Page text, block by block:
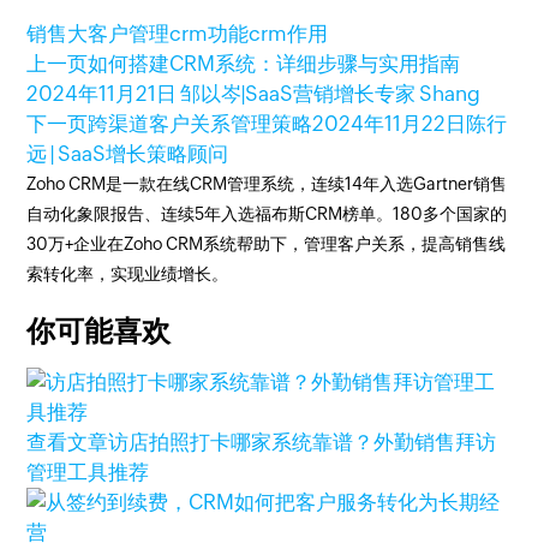
销售大客户管理crm功能crm作用
上一页如何搭建CRM系统：详细步骤与实用指南
2024年11月21日 邹以岑|SaaS营销增长专家 Shang
下一页跨渠道客户关系管理策略2024年11月22日 陈行
远 | SaaS增长策略顾问
Zoho CRM是一款在线CRM管理系统，连续14年入选Gartner销售
自动化象限报告、连续5年入选福布斯CRM榜单。180多个国家的
30万+企业在Zoho CRM系统帮助下，管理客户关系，提高销售线
索转化率，实现业绩增长。
你可能喜欢
查看文章访店拍照打卡哪家系统靠谱？外勤销售拜访
管理工具推荐